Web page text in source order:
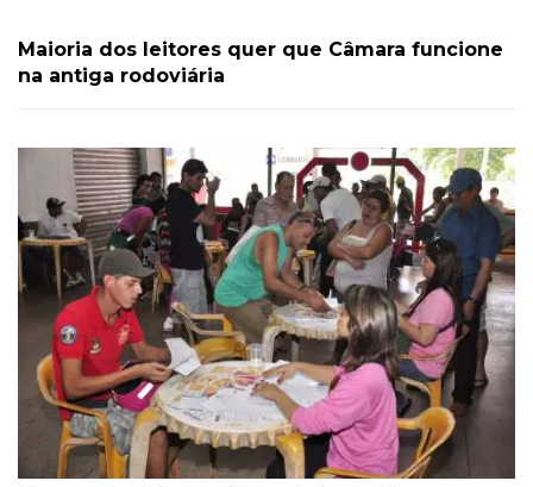
Maioria dos leitores quer que Câmara funcione
na antiga rodoviária